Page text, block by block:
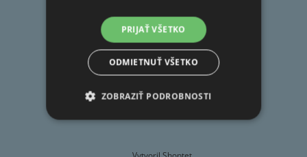
Kontakt
obchod@deivo.sk
+421 908 057 775
PRIJAŤ VŠETKO
ODMIETNUŤ VŠETKO
ZOBRAZIŤ PODROBNOSTI